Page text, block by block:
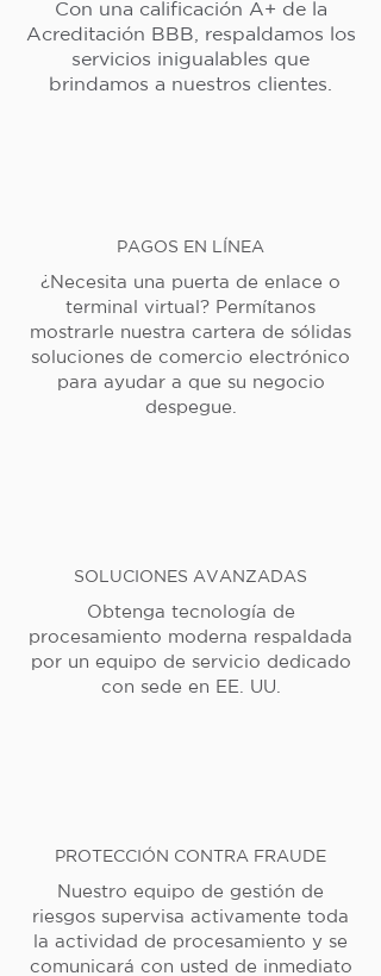
Con una calificación A+ de la
Acreditación BBB, respaldamos los
servicios inigualables que
brindamos a nuestros clientes.
PAGOS EN LÍNEA
¿Necesita una puerta de enlace o
terminal virtual? Permítanos
mostrarle nuestra cartera de sólidas
soluciones de comercio electrónico
para ayudar a que su negocio
despegue.
SOLUCIONES AVANZADAS
Obtenga tecnología de
procesamiento moderna respaldada
por un equipo de servicio dedicado
con sede en EE. UU.
PROTECCIÓN CONTRA FRAUDE
Nuestro equipo de gestión de
riesgos supervisa activamente toda
la actividad de procesamiento y se
comunicará con usted de inmediato